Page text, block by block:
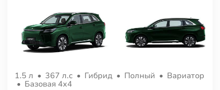
1.5 л • 367 л.с • Гибрид • Полный • Вариатор
• Базовая 4x4